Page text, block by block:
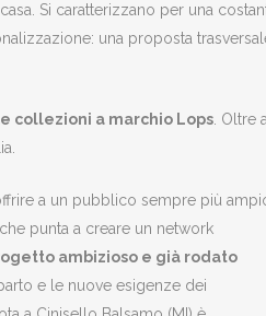
Si caratterizzano per una
una proposta
collezioni a marchio Lops. Oltre
a un pubblico sempre più
punta a creare un network
ambizioso e già rodato
e le nuove esigenze dei